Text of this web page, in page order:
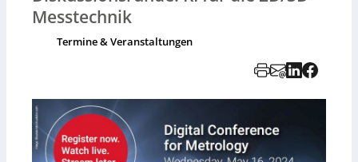
Messtechnik
Termine & Veranstaltungen